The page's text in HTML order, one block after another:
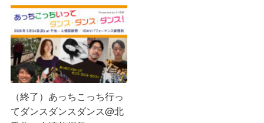
（終了）あっちこっち行っ
てダンスダンスダンス@北